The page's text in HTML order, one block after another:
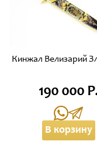
Кинжал Велизарий
190 000
В корзину